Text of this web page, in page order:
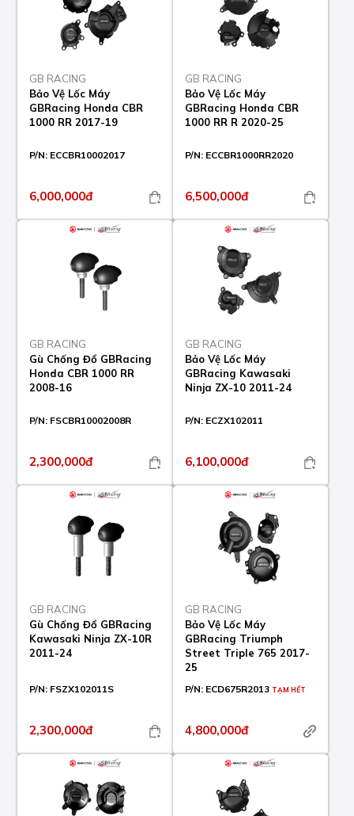
GB RACING
Bảo Vệ Lốc Máy
GBRacing Honda CBR
1000 RR 2017-19
P/N: ECCBR10002017
6,000,000đ
GB RACING
Bảo Vệ Lốc Máy
GBRacing Honda CBR
1000 RR R 2020-25
P/N: ECCBR1000RR2020
6,500,000đ
GB RACING
Gù Chống Đổ GBRacing
Honda CBR 1000 RR
2008-16
P/N: FSCBR10002008R
2,300,000đ
GB RACING
Bảo Vệ Lốc Máy
GBRacing Kawasaki
Ninja ZX-10 2011-24
P/N: ECZX102011
6,100,000đ
GB RACING
Gù Chống Đổ GBRacing
Kawasaki Ninja ZX-10R
2011-24
P/N: FSZX102011S
2,300,000đ
GB RACING
Bảo Vệ Lốc Máy
GBRacing Triumph
Street Triple 765 2017-
25
P/N: ECD675R2013 TẠM HẾT
4,800,000đ